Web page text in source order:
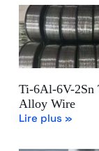
Ti-6Al-6V-2Sn
Alloy Wire
Lire plus »